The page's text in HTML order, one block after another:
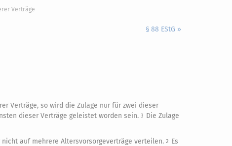
Verträge
§ 88 EStG »
Verträge, so wird die Zulage nur für zwei dieser
dieser Verträge geleistet worden sein. 3 Die Zulage
auf mehrere Altersvorsorgeverträge verteilen. 2 Es